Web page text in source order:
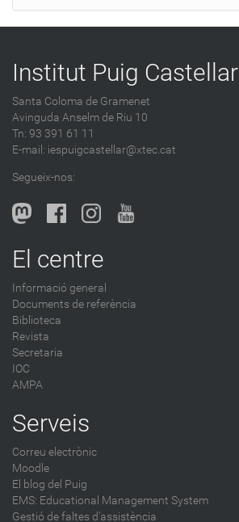
n
t
a
e
s
a
b
l
o
-
Institut Puig Castellar
Santa Coloma de Gramenet
Avinguda Anselm de Riu 10
Tn: 93 391 61 11
E-mail: iespuigcastellar@xtec.cat
Segueix-nos:
El centre
Informació general
Documents de referència
Biblioteca
Revista
Secretaria
IOC
AMPA
Serveis
Correu electrònic
Moodle
El blog del Puig
EMS: Educational Management System
Gestió de faltes d'assistència